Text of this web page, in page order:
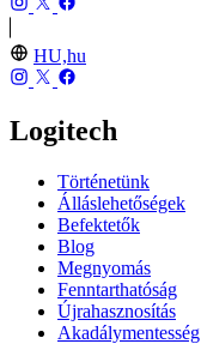
HU,hu
Logitech
Történetünk
Álláslehetőségek
Befektetők
Blog
Megnyomás
Fenntarthatóság
Újrahasznosítás
Akadálymentesség